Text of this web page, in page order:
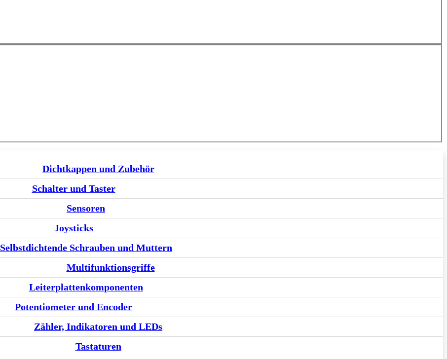
Dichtkappen und Zubehör
Schalter und Taster
Sensoren
Joysticks
Selbstdichtende Schrauben und Muttern
Multifunktionsgriffe
Leiterplattenkomponenten
Potentiometer und Encoder
Zähler, Indikatoren und LEDs
Tastaturen